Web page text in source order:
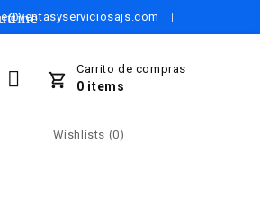
Carrito de compras
0 items
Wishlists (0)